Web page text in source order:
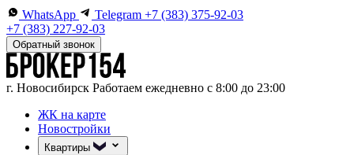
WhatsApp Telegram +7 (383) 375-92-03
+7 (383) 227-92-03
Обратный звонок
г. Новосибирск Работаем ежедневно с 8:00 до 23:00
ЖК на карте
Новостройки
Квартиры